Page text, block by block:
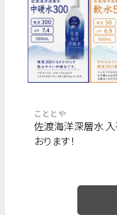
こととや
佐渡海洋深層水 入
おります！